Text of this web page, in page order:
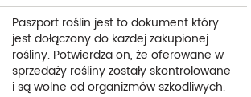
Paszport roślin jest to dokument który
jest dołączony do każdej zakupionej
rośliny. Potwierdza on, że oferowane w
sprzedaży rośliny zostały skontrolowane
i są wolne od organizmów szkodliwych.